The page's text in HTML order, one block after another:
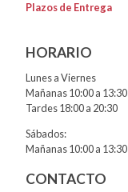
Plazos de Entrega
HORARIO
Lunes a Viernes
Mañanas 10:00 a 13:30
Tardes 18:00 a 20:30
Sábados:
Mañanas 10:00 a 13:30
CONTACTO